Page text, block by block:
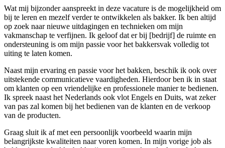
Wat mij bijzonder aanspreekt in deze vacature is de mogelijkheid om
bij te leren en mezelf verder te ontwikkelen als bakker. Ik ben altijd
op zoek naar nieuwe uitdagingen en technieken om mijn
vakmanschap te verfijnen. Ik geloof dat er bij [bedrijf] de ruimte en
ondersteuning is om mijn passie voor het bakkersvak volledig tot
uiting te laten komen.
Naast mijn ervaring en passie voor het bakken, beschik ik ook over
uitstekende communicatieve vaardigheden. Hierdoor ben ik in staat
om klanten op een vriendelijke en professionele manier te bedienen.
Ik spreek naast het Nederlands ook vlot Engels en Duits, wat zeker
van pas zal komen bij het bedienen van de klanten en de verkoop
van de producten.
Graag sluit ik af met een persoonlijk voorbeeld waarin mijn
belangrijkste kwaliteiten naar voren komen. In mijn vorige job als